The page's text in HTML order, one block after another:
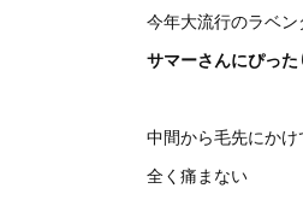
今年大流行のラベ
サマーさんにぴっ
中間から毛先にかけ
全く痛まない